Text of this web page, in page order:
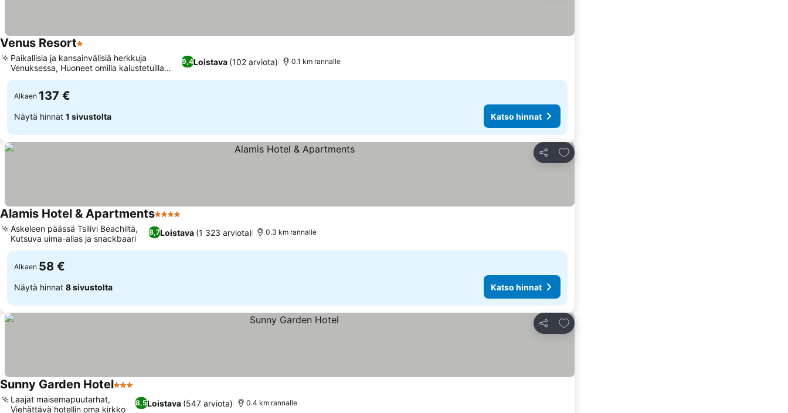
Venus Resort1 Tähtiluokitus
9,4Loistava (102 arviota)
Paikallisia ja kansainvälisiä herkkuja
Venuksessa, Huoneet omilla kalustetuilla
parvekkeilla
0.1 km rannalle
Alkaen 137 €
Näytä hinnat 1 sivustolta Katso hinnat
Jaa
Lisää suosikkeihin
Alamis Hotel & Apartments4 Tähtiluokitus
8,7Loistava (1 323 arviota)
Askeleen päässä Tsilivi Beachiltä,
Kutsuva uima-allas ja snackbaari
0.3 km rannalle
Alkaen 58 €
Näytä hinnat 8 sivustolta Katso hinnat
Jaa
Lisää suosikkeihin
Sunny Garden Hotel3 Tähtiluokitus
8,5Loistava (547 arviota)
Laajat maisemapuutarhat,
Viehättävä hotellin oma kirkko
0.4 km rannalle